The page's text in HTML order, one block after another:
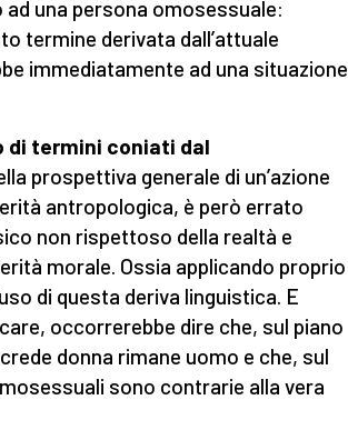
una persona omosessuale:
termine derivata dall’attuale
immediatamente ad una situazione
di termini coniati dal
prospettiva generale di un’azione
antropologica, è però errato
non rispettoso della realtà e
morale. Ossia applicando proprio
di questa deriva linguistica. E
occorrerebbe dire che, sul piano
donna rimane uomo e che, sul
sono contrarie alla vera